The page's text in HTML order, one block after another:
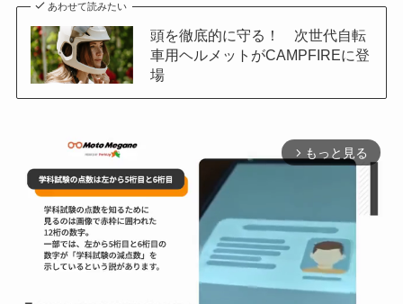
あわせて読みたい
頭を徹底的に守る！ 次世代自転
車用ヘルメットがCAMPFIREに登
場
arrow_forward_ios もっと見る